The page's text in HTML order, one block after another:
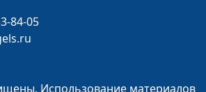
Евангелие
4:46-53
84-05
Использование материалов